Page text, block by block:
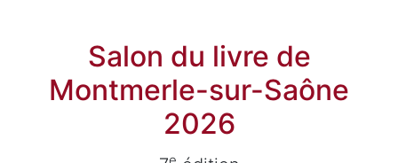
Salon du livre de
Montmerle-sur-Saône
2026